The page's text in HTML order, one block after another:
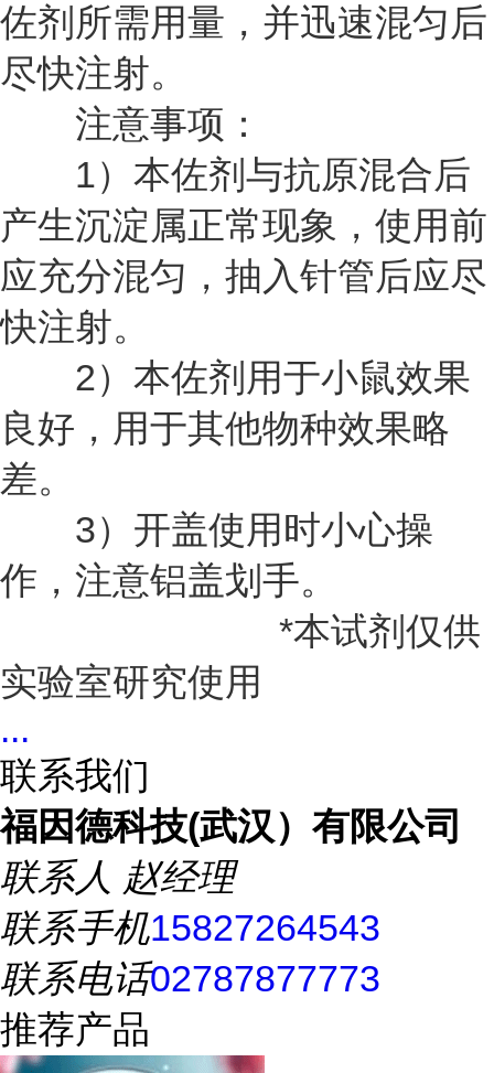
佐剂所需用量，并迅速混匀后
尽快注射。
注意事项：
1）本佐剂与抗原混合后
产生沉淀属正常现象，使用前
应充分混匀，抽入针管后应尽
快注射。
2）本佐剂用于小鼠效果
良好，用于其他物种效果略
差。
3）开盖使用时小心操
作，注意铝盖划手。
*本试剂仅供
实验室研究使用
...
联系我们
福因德科技(武汉）有限公司
联系人 赵经理
联系手机15827264543
联系电话02787877773
推荐产品